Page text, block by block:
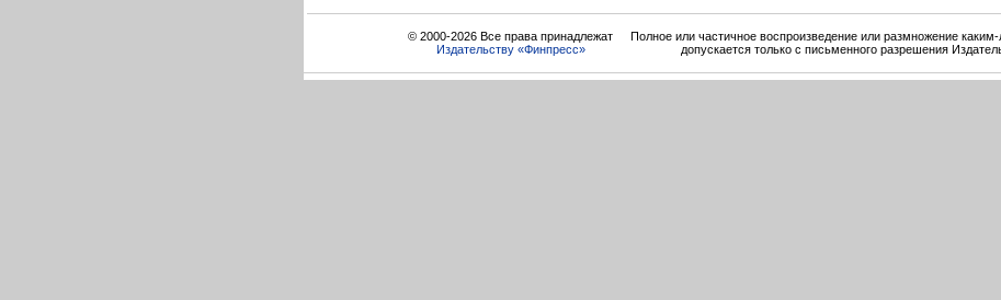
© 2000-2026 Все права принадлежат
Издательству «Финпресс»
Полное или частичное воспроизведение или размножение
допускается только с письменного разрешения